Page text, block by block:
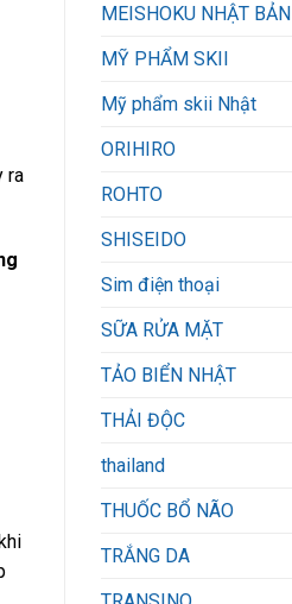
ra
MEISHOKU NHẬT BẢN
MỸ PHẨM SKII
Mỹ phẩm skii Nhật
ORIHIRO
ROHTO
SHISEIDO
Sim điện thoại
SỮA RỬA MẶT
TẢO BIỂN NHẬT
THẢI ĐỘC
thailand
THUỐC BỔ NÃO
TRẮNG DA